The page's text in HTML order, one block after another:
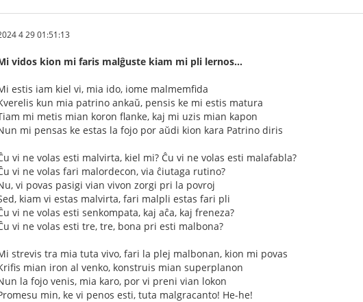
4 29 01:51:13
vidos kion mi faris malĝuste kiam mi pli lernos...
estis iam kiel vi, mia ido, iome malmemfida
kun mia patrino ankaŭ, pensis ke mi estis matura
mi metis mian koron flanke, kaj mi uzis mian kapon
mi pensas ke estas la fojo por aŭdi kion kara Patrino diris
vi ne volas esti malvirta, kiel mi? Ĉu vi ne volas esti malafabla?
vi ne volas fari malordecon, via ĉiutaga rutino?
vi povas pasigi vian vivon zorgi pri la povroj
kiam vi estas malvirta, fari malpli estas fari pli
vi ne volas esti senkompata, kaj aĉa, kaj freneza?
vi ne volas esti tre, tre, bona pri esti malbona?
strevis tra mia tuta vivo, fari la plej malbonan, kion mi povas
mian iron al venko, konstruis mian superplanon
la fojo venis, mia karo, por vi preni vian lokon
min, ke vi penos esti, tuta malgracanto! He-he!